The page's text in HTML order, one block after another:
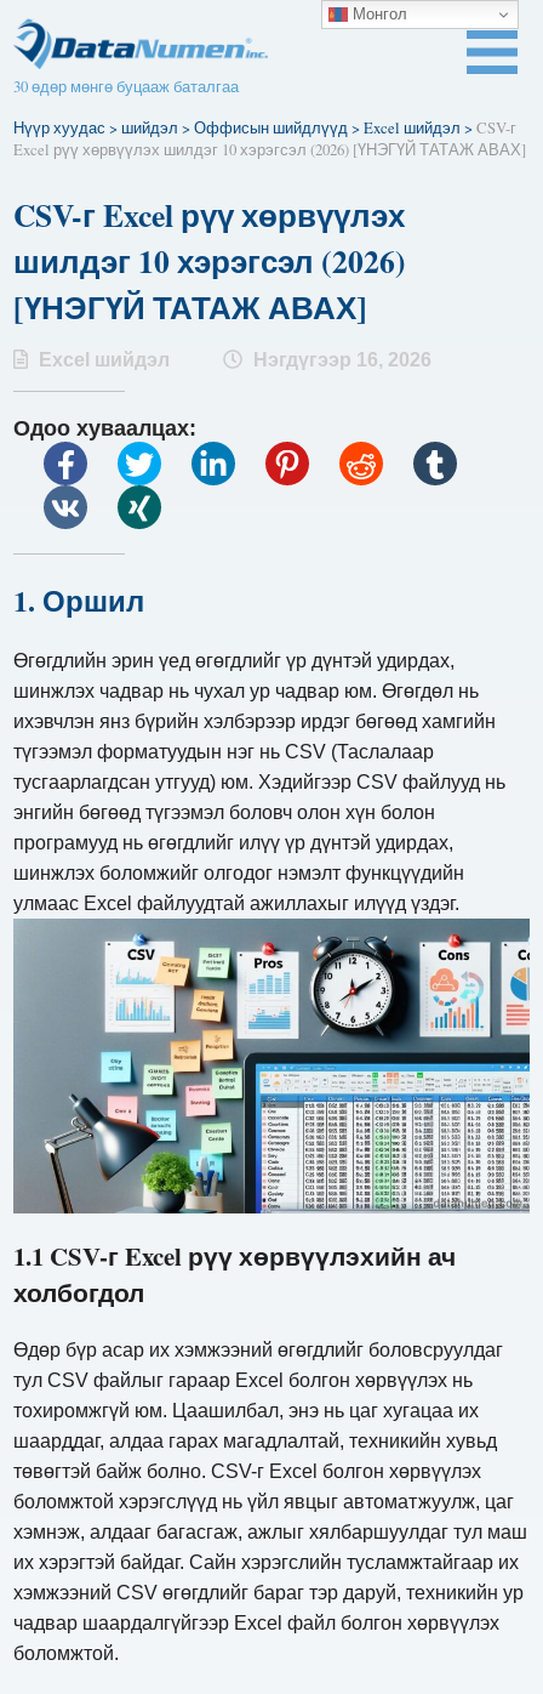
30 өдөр мөнгө буцааж баталгаа
Нүүр хуудас > шийдэл >Оффисын шийдлүүд>Excel шийдэл >CSV-г
Excel рүү хөрвүүлэх шилдэг 10 хэрэгсэл (2026) [ҮНЭГҮЙ ТАТАЖ АВАХ]
CSV-г Excel рүү хөрвүүлэх
шилдэг 10 хэрэгсэл (2026)
[ҮНЭГҮЙ ТАТАЖ АВАХ]
Excel шийдэл Нэгдүгээр 16, 2026
Одоо хуваалцах:
1. Оршил
Өгөгдлийн эрин үед өгөгдлийг үр дүнтэй удирдах,
шинжлэх чадвар нь чухал ур чадвар юм. Өгөгдөл нь
ихэвчлэн янз бүрийн хэлбэрээр ирдэг бөгөөд хамгийн
түгээмэл форматуудын нэг нь CSV (Таслалаар
тусгаарлагдсан утгууд) юм. Хэдийгээр CSV файлууд нь
энгийн бөгөөд түгээмэл боловч олон хүн болон
програмууд нь өгөгдлийг илүү үр дүнтэй удирдах,
шинжлэх боломжийг олгодог нэмэлт функцүүдийн
улмаас Excel файлуудтай ажиллахыг илүүд үздэг.
1.1 CSV-г Excel рүү хөрвүүлэхийн ач
холбогдол
Өдөр бүр асар их хэмжээний өгөгдлийг боловсруулдаг
тул CSV файлыг гараар Excel болгон хөрвүүлэх нь
тохиромжгүй юм. Цаашилбал, энэ нь цаг хугацаа их
шаарддаг, алдаа гарах магадлалтай, техникийн хувьд
төвөгтэй байж болно. CSV-г Excel болгон хөрвүүлэх
боломжтой хэрэгслүүд нь үйл явцыг автоматжуулж, цаг
хэмнэж, алдааг багасгаж, ажлыг хялбаршуулдаг тул маш
их хэрэгтэй байдаг. Сайн хэрэгслийн тусламжтайгаар их
хэмжээний CSV өгөгдлийг бараг тэр даруй, техникийн ур
чадвар шаардалгүйгээр Excel файл болгон хөрвүүлэх
боломжтой.
Монгол